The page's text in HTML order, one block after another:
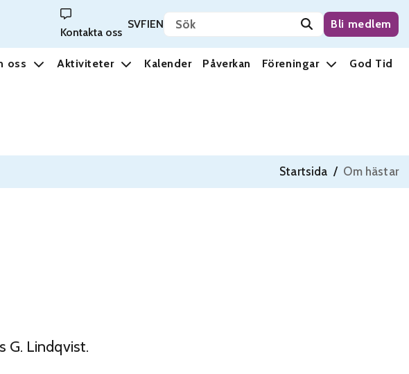
Kontakta oss
Svenska
SVSuomi
FIEnglish
ENSök på sidan Bli medlem
oss Aktiviteter Kalender Påverkan Föreningar God Tid
Startsida / Om hästar
G. Lindqvist.